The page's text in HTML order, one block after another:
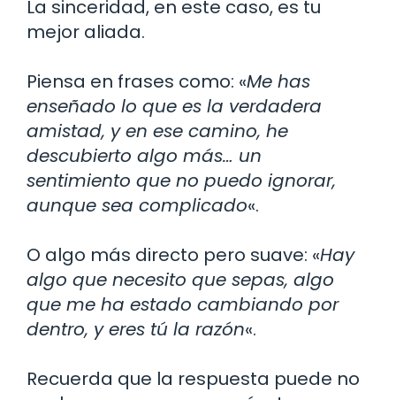
La sinceridad, en este caso, es tu
mejor aliada.
Piensa en frases como: «Me has
enseñado lo que es la verdadera
amistad, y en ese camino, he
descubierto algo más… un
sentimiento que no puedo ignorar,
aunque sea complicado«.
O algo más directo pero suave: «Hay
algo que necesito que sepas, algo
que me ha estado cambiando por
dentro, y eres tú la razón«.
Recuerda que la respuesta puede no